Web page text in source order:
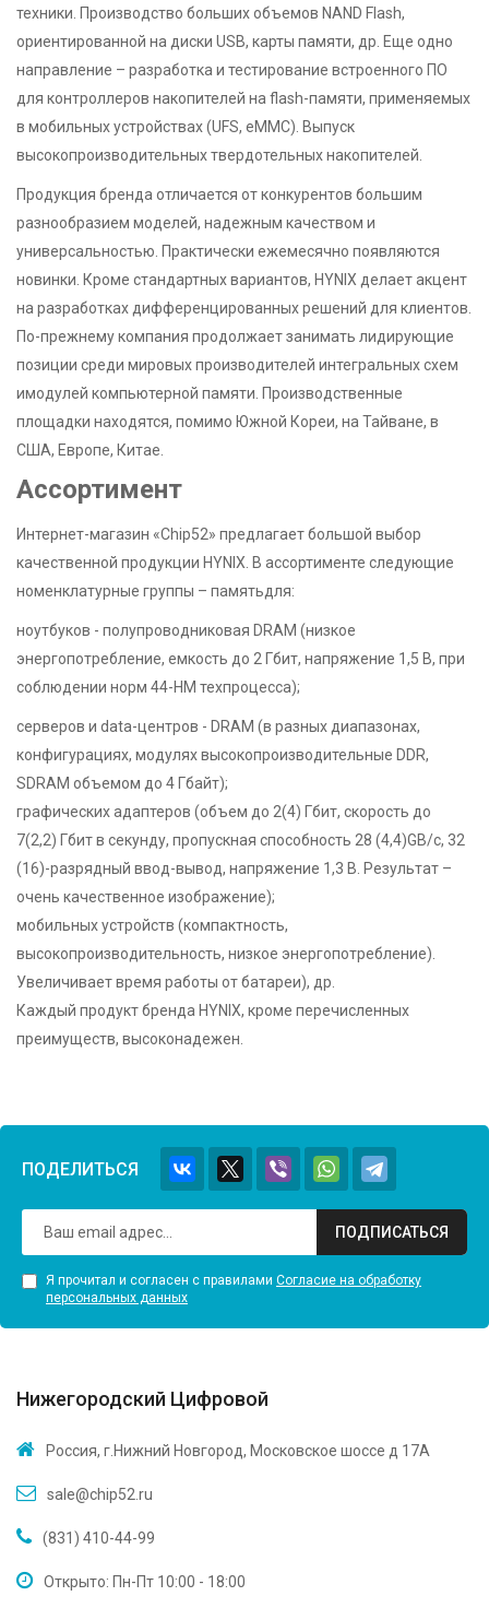
техники. Производство больших объемов NAND Flash,
ориентированной на диски USB, карты памяти, др. Еще одно
направление – разработка и тестирование встроенного ПО
для контроллеров накопителей на flash-памяти, применяемых
в мобильных устройствах (UFS, eMMC). Выпуск
высокопроизводительных твердотельных накопителей.
Продукция бренда отличается от конкурентов большим
разнообразием моделей, надежным качеством и
универсальностью. Практически ежемесячно появляются
новинки. Кроме стандартных вариантов, HYNIX делает акцент
на разработках дифференцированных решений для клиентов.
По-прежнему компания продолжает занимать лидирующие
позиции среди мировых производителей интегральных схем
имодулей компьютерной памяти. Производственные
площадки находятся, помимо Южной Кореи, на Тайване, в
США, Европе, Китае.
Ассортимент
Интернет-магазин «Chip52» предлагает большой выбор
качественной продукции HYNIX. В ассортименте следующие
номенклатурные группы – памятьдля:
ноутбуков - полупроводниковая DRAM (низкое
энергопотребление, емкость до 2 Гбит, напряжение 1,5 В, при
соблюдении норм 44-НМ техпроцесса);
серверов и data-центров - DRAM (в разных диапазонах,
конфигурациях, модулях высокопроизводительные DDR,
SDRAM объемом до 4 Гбайт);
графических адаптеров (объем до 2(4) Гбит, скорость до
7(2,2) Гбит в секунду, пропускная способность 28 (4,4)GB/c, 32
(16)-разрядный ввод-вывод, напряжение 1,3 В. Результат –
очень качественное изображение);
мобильных устройств (компактность,
высокопроизводительность, низкое энергопотребление).
Увеличивает время работы от батареи), др.
Каждый продукт бренда HYNIX, кроме перечисленных
преимуществ, высоконадежен.
ПОДЕЛИТЬСЯ
ПОДПИСАТЬСЯ
Я прочитал и согласен с правилами Согласие на обработку
персональных данных
Нижегородский Цифровой
Россия, г.Нижний Новгород, Московское шоссе д 17А
sale@chip52.ru
(831) 410-44-99
Открыто: Пн-Пт 10:00 - 18:00